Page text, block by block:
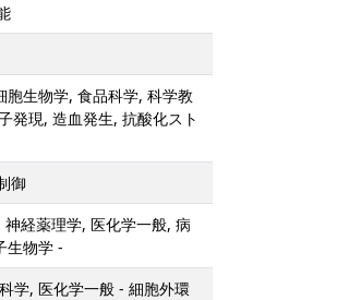
生物学, 食品科学, 科学教
発現, 造血発生, 抗酸化スト
御
経薬理学, 医化学一般, 病
生物学 -
学, 医化学一般 - 細胞外環